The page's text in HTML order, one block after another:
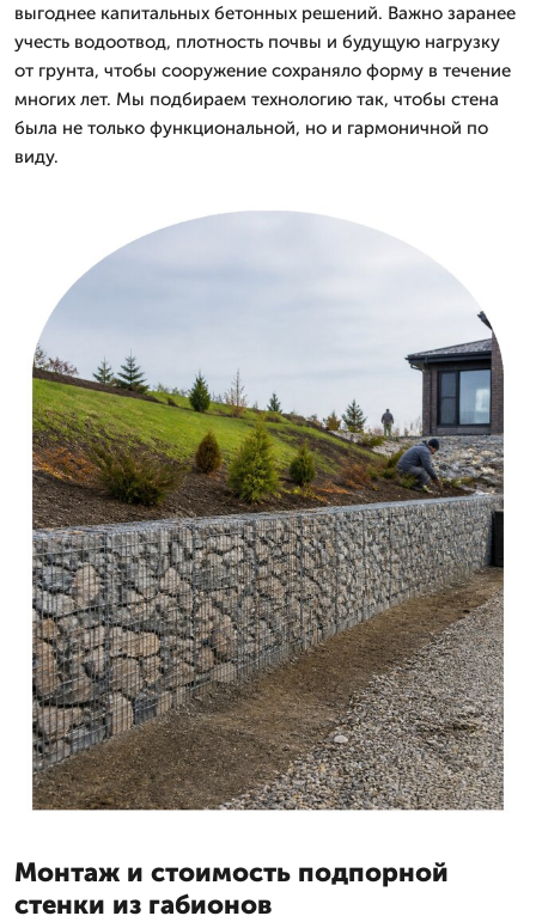
выгоднее капитальных бетонных решений. Важно заранее
учесть водоотвод, плотность почвы и будущую нагрузку
от грунта, чтобы сооружение сохраняло форму в течение
многих лет. Мы подбираем технологию так, чтобы стена
была не только функциональной, но и гармоничной по
виду.
Монтаж и стоимость подпорной
стенки из габионов